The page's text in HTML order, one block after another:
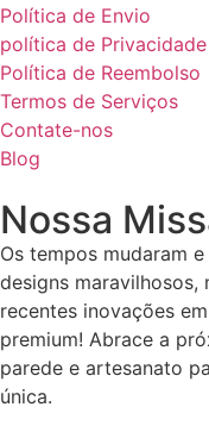
Política de Envio
política de Privacidade
Política de Reembolso
Termos de Serviços
Contate-nos
Blog
Nossa
Os tempos mudaram
designs maravilhosos,
recentes inovações
premium! Abrace a
parede e artesanato
única.